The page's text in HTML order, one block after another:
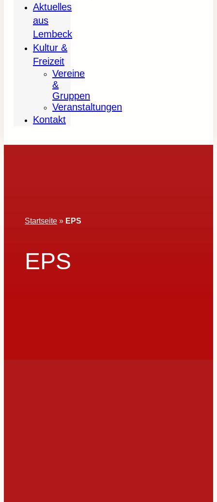
Aktuelles
aus
Lembeck
Kultur &
Freizeit
Vereine
&
Gruppen
Veranstaltungen
Kontakt
Startseite » EPS
EPS